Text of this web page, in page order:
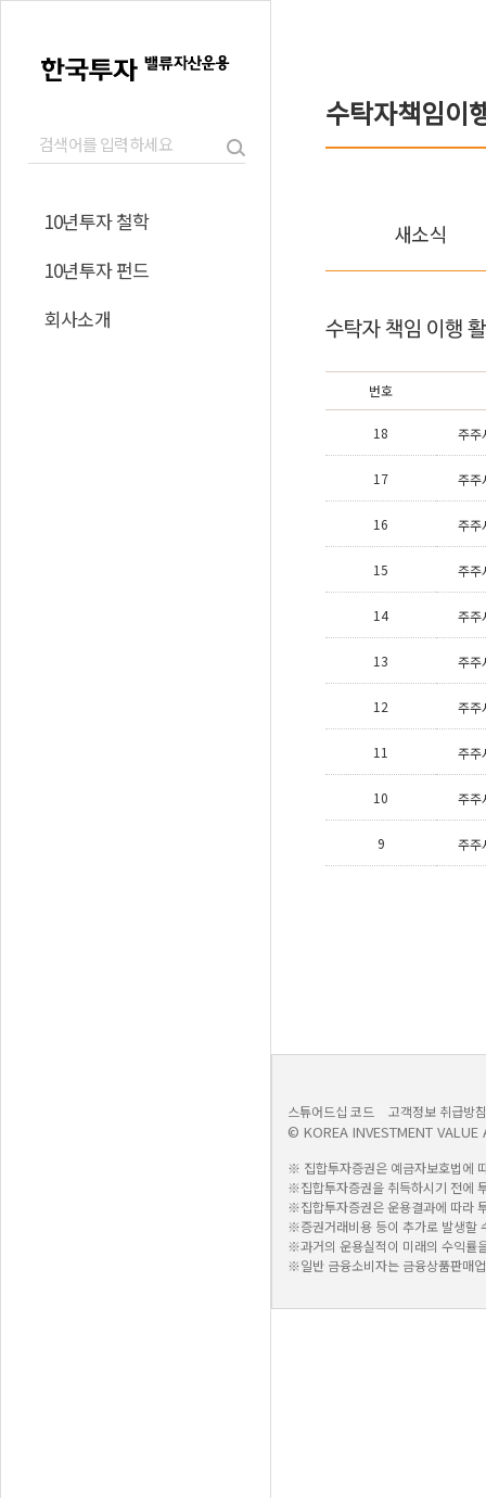
10년투자 철학
10년투자 펀드
회사소개
수탁자책임이
새소식
번호
18 주주
17 주주
16 주주
15 주주
14 주주
13 주주
12 주주
11 주주
10 주주
9 주주
스튜어드십 코드 고객정보 취급방침
© KOREA INVESTMENT
※ 집합투자증권은 예금자보호법에
※집합투자증권을 취득하시기 전에
※집합투자증권은 운용결과에 따라
※증권거래비용 등이 추가로 발생할
※과거의 운용실적이 미래의 수익률
※일반 금융소비자는 금융상품판매